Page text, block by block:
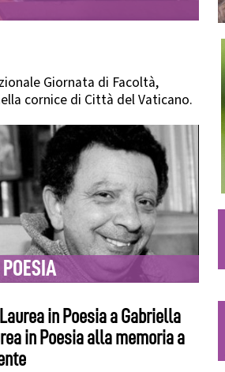
Giornata di Facoltà,
cornice di Città del Vaticano.
in Poesia a Gabriella
in Poesia alla memoria a